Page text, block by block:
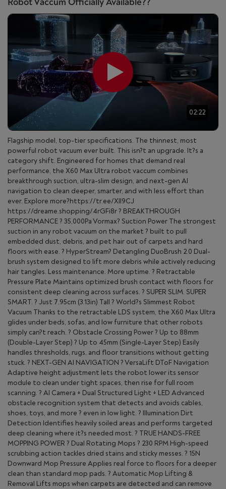
Robot Vaccum Officially Available??
02:22
Flagship model, top-tier specifications. The thinnest, most
powerful robot vacuum ever built. This isn?t an upgrade. It?s a
category shift. Engineered for homes that demand real
performance, the X60 Max Ultra robot vaccum combines
breakthrough suction, ultra-slim design, and next-gen AI
navigation to clean deeper, smarter, and with less effort than
ever. Explore more?https://tr.ee/XlI9CJ
https://dreame.shopping/4rGFi8r ? BREAKTHROUGH
PERFORMANCE ? 35,000Pa Vormax? Suction Power The strongest
suction in any robot vacuum on the market ? built to pull
embedded dust, debris, and pet hair out of carpets and hard
floors with ease. ? HyperStream? Detangling DuoBrush 2.0 Dual-
brush system designed to lift more debris while actively reducing
hair tangles. Less maintenance. More uptime. ? Retractable
Pressure Plate Maintains optimized brush contact with floors for
consistent deep cleaning across surfaces. ? SUPER SLIM. SUPER
SMART. ? Just 7.95cm (3.13in) Tall ? World?s Slimmest Robot
Vacuum Thanks to the retractable LDS system, the X60 Max Ultra
glides under beds, sofas, and low furniture that other robots
simply can?t reach. ? Obstacle Crossing Power ? Up to 88mm
(Double-Layer Step) ? Up to 45mm (Single-Layer Step) Easily
handles thresholds, rugs, and floor transitions without getting
stuck. ? NEXT-GEN AI NAVIGATION ? VersaLift DToF Navigation
Adaptive height adjustment lets the robot lower its sensor
module to clean under tight spaces, then rise for full room
scanning. ? AI Camera + Dual Structured Light + LED Advanced
obstacle recognition system that detects and avoids cables,
shoes, toys, and more ? even in low light. ? Illumination Dirt
Detection Identifies heavily soiled areas and performs targeted
deep cleaning where it?s needed most. ? TRUE HANDS-FREE
MOPPING POWER ? Dual Rotating Mops ? 230 RPM High-speed
scrubbing action tackles dried stains and sticky messes. ? 15N
Downward Mop Pressure Applies real force to floors for a deeper
clean than standard mop pads. ? Automatic Mop Lifting &
Removal Lifts mops when carpets are detected and can remove